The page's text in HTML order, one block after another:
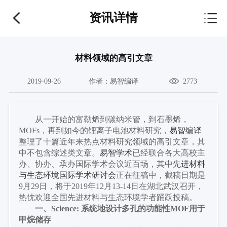
资讯详情
材料领域的高引文章
2019-09-26 作者： 易智编译 2773
从一开始的富勒烯到碳纳米管，到石墨烯，
MOFs，再到如今的锂离子电池材料研究， 易智编译
整理了十篇近年来热点材料研究领域的高引文章，其
中不包含综述类文章。 易智学术已经联合各大高校主
办、协办、承办国际学术会议近百场 ， 其中先进材料
与生态环境国际学术研讨会正在征稿中，截稿日期是
9月29日， 将于2019年12月13-14日在湖北武汉召开，
热忱欢迎全国先进材料与生态环境学者踊跃投稿。
一、 Science: 系统地设计多孔的功能性MOF用于
甲烷储存